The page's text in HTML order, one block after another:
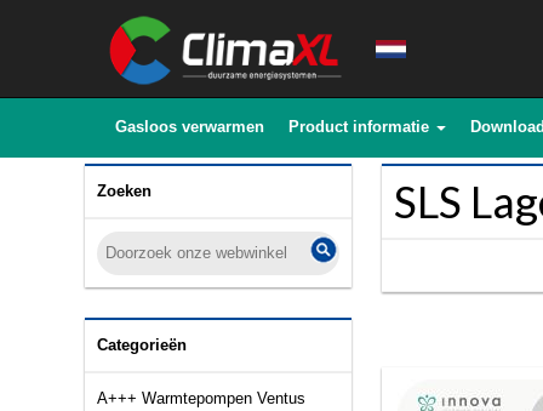
Gasloos verwarmen Product informatie
Zoeken
Categorieën
A+++ Warmtepompen Ventus
SLS